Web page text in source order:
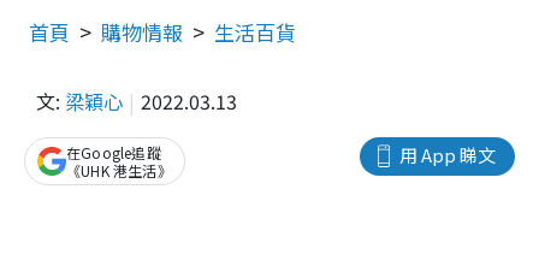
首頁 購物情報 生活百貨
文: 梁穎心 2022.03.13
用 App 睇文
在Google追蹤
《UHK 港生活》